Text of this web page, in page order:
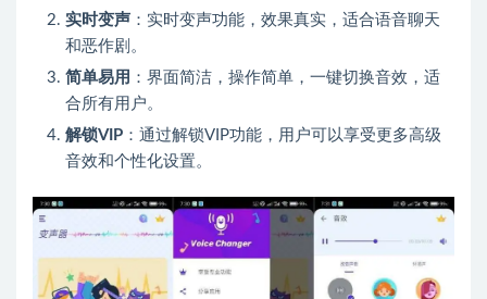
实时变声 ：实时变声功能，效果真实，适合语音聊天
和恶作剧。
简单易用 ：界面简洁，操作简单，一键切换音效，适
合所有用户。
解锁VIP ：通过解锁VIP功能，用户可以享受更多高级
音效和个性化设置。